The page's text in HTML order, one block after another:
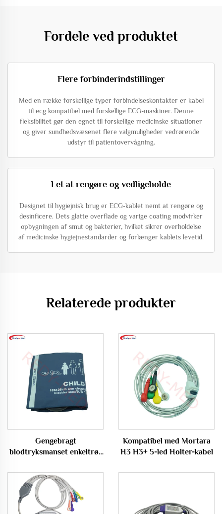
Fordele ved produktet
Flere forbinderindstillinger
Med en række forskellige typer forbindelseskontakter er kabel
til ecg kompatibel med forskellige ECG-maskiner. Denne
fleksibilitet gør den egnet til forskellige medicinske situationer
og giver sundhedsvæsenet flere valgmuligheder vedrørende
udstyr til patientovervågning.
Let at rengøre og vedligeholde
Designet til hygiejnisk brug er ECG-kablet nemt at rengøre og
desinficere. Dets glatte overflade og varige coating modvirker
opbygningen af smut og bakterier, hvilket sikrer overholdelse
af medicinske hygiejnestandarder og forlænger kablets levetid.
Relaterede produkter
Gengebragt
blodtryksmanset enkeltrør
Armomkreds REDY-MED
Kompatibel med Mortara
H3 H3+ 5-led Holter-kabel